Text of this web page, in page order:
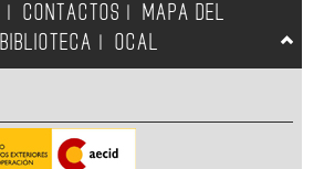
CONTACTOS
MAPA DEL
BIBLIOTECA OCAL